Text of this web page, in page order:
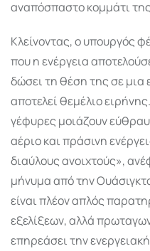
αναπόσπαστο κομμάτι
Κλείνοντας, ο υπουργός
που η ενέργεια
δώσει τη θέση της σε μια
αποτελεί θεμέλιο
γέφυρες μοιάζουν
αέριο και πράσινη
διαύλους ανοιχτούς»,
μήνυμα από την
είναι πλέον απλός
εξελίξεων, αλλά
επηρεάσει την